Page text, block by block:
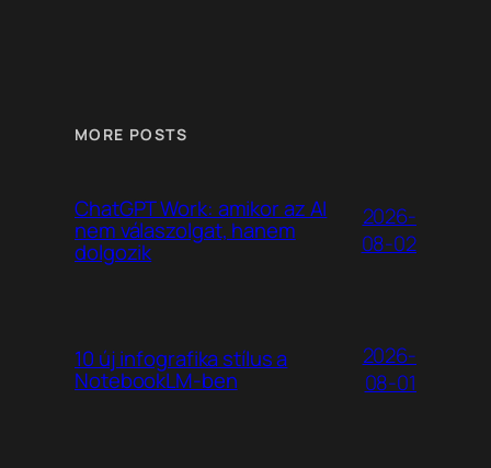
MORE POSTS
ChatGPT Work: amikor az AI
nem válaszolgat, hanem
dolgozik
2026-
08-02
10 új infografika stílus a
NotebookLM-ben
2026-
08-01